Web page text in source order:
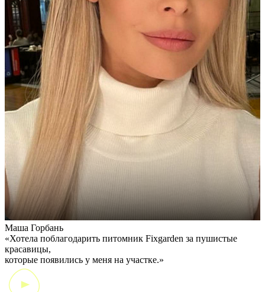
Маша Горбань
«Хотела поблагодарить питомник Fixgarden за пушистые
красавицы,
которые появились у меня на участке.»